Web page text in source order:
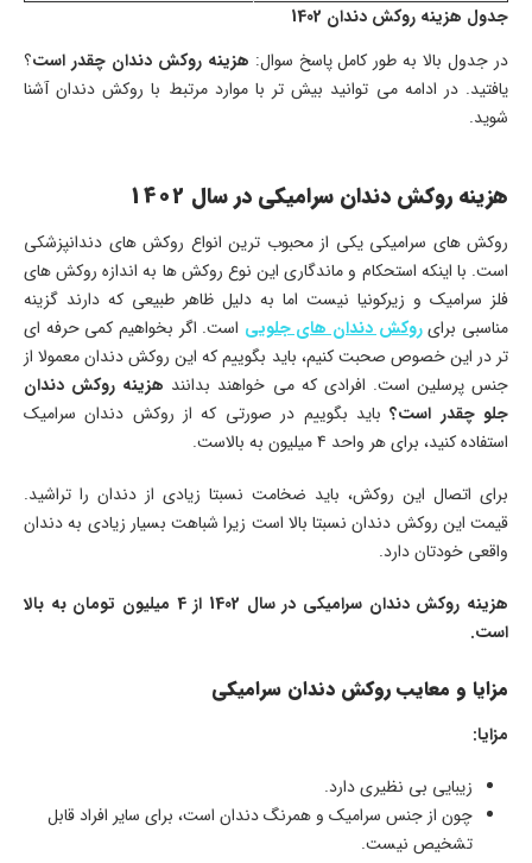
جدول هزینه روکش دندان 1402
در جدول بالا به طور کامل پاسخ سوال: هزینه روکش دندان چقدر است؟
یافتید. در ادامه می توانید بیش تر با موارد مرتبط با روکش دندان آشنا
شوید.
هزینه روکش دندان سرامیکی در سال 1402
روکش های سرامیکی یکی از محبوب ترین انواع روکش های دندانپزشکی
است. با اینکه استحکام و ماندگاری این نوع روکش ها به اندازه روکش های
فلز سرامیک و زیرکونیا نیست اما به دلیل ظاهر طبیعی که دارند گزینه
مناسبی برایروکش دندان های جلویی است. اگر بخواهیم کمی حرفه ای
تر در این خصوص صحبت کنیم، باید بگوییم که این روکش دندان معمولا از
جنس پرسلین است. افرادی که می خواهند بدانند هزینه روکش دندان
جلو چقدر است؟باید بگوییم در صورتی که از روکش دندان سرامیک
استفاده کنید، برای هر واحد 4 میلیون به بالاست.
برای اتصال این روکش، باید ضخامت نسبتا زیادی از دندان را تراشید.
قیمت این روکش دندان نسبتا بالا است زیرا شباهت بسیار زیادی به دندان
واقعی خودتان دارد.
هزینه روکش دندان سرامیکی در سال 1402 از 4 میلیون تومان به بالا
است.
مزایا و معایب روکش دندان سرامیکی
مزایا:
زیبایی بی نظیری دارد.
چون از جنس سرامیک و همرنگ دندان است، برای سایر افراد قابل
تشخیص نیست.